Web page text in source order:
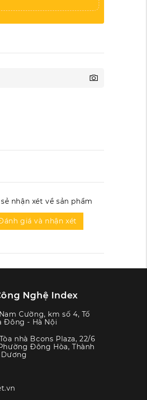
nhận xét về sản phẩm
giá và nhận xét
Nghệ Index
Cường, km số 4, Tố
Đông - Hà Nội
nhà Bcons Plaza, 22/6
Đông Hòa, Thành